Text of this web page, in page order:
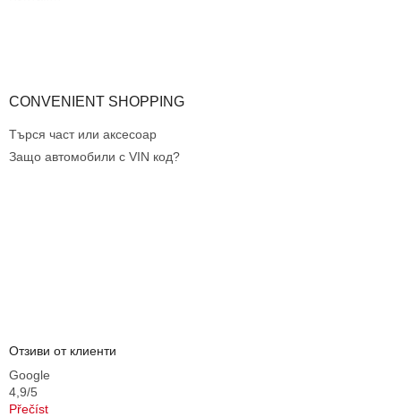
CONVENIENT SHOPPING
Търся част или аксесоар
Защо автомобили с VIN код?
Отзиви от клиенти
Google
4,9/5
Přečíst